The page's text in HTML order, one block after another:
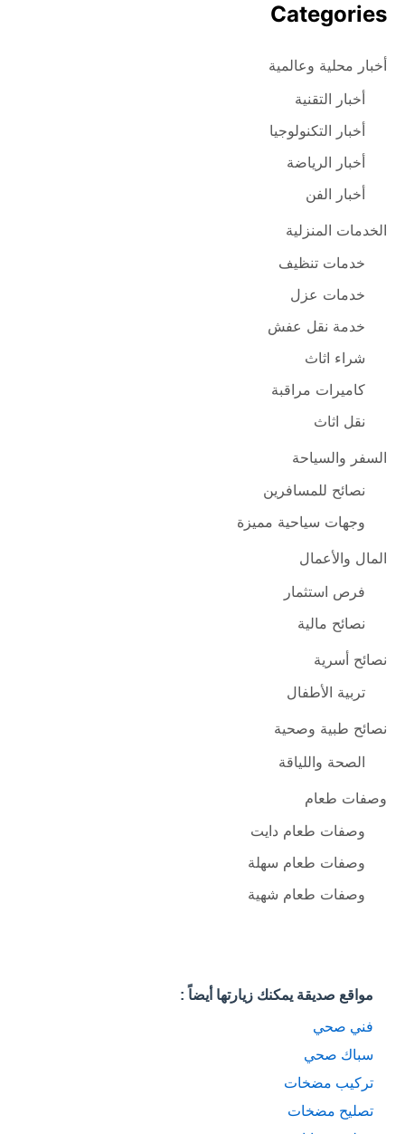
Categories
أخبار محلية وعالمية
أخبار التقنية
أخبار التكنولوجيا
أخبار الرياضة
أخبار الفن
الخدمات المنزلية
خدمات تنظيف
خدمات عزل
خدمة نقل عفش
شراء اثاث
كاميرات مراقبة
نقل اثاث
السفر والسياحة
نصائح للمسافرين
وجهات سياحية مميزة
المال والأعمال
فرص استثمار
نصائح مالية
نصائح أسرية
تربية الأطفال
نصائح طبية وصحية
الصحة واللياقة
وصفات طعام
وصفات طعام دايت
وصفات طعام سهلة
وصفات طعام شهية
مواقع صديقة يمكنك زيارتها أيضاً :
فني صحي
سباك صحي
تركيب مضخات
تصليح مضخات